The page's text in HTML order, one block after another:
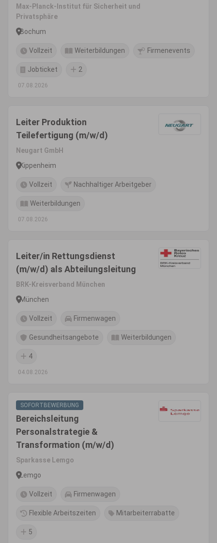
Max-Planck-Institut für Sicherheit und
Privatsphäre
Bochum
Vollzeit Weiterbildungen Firmenevents
Jobticket 2
07.08.2026
Leiter Produktion
Teilefertigung (m/w/d)
Neugart GmbH
Kippenheim
Vollzeit Nachhaltiger Arbeitgeber
Weiterbildungen
07.08.2026
Leiter/in Rettungsdienst
(m/w/d) als Abteilungsleitung
BRK-Kreisverband München
München
Vollzeit Firmenwagen
Gesundheitsangebote Weiterbildungen
4
04.08.2026
SOFORTBEWERBUNG
Bereichsleitung
Personalstrategie &
Transformation (m/w/d)
Sparkasse Lemgo
Lemgo
Vollzeit Firmenwagen
Flexible Arbeitszeiten Mitarbeiterrabatte
5